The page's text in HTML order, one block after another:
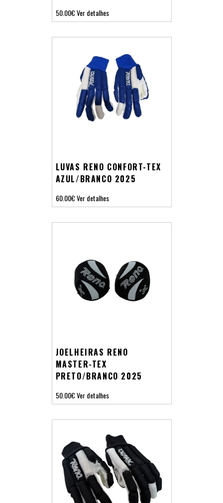
50.00€Ver detalhes
LUVAS RENO CONFORT-TEX
AZUL/BRANCO 2025
60.00€Ver detalhes
JOELHEIRAS RENO
MASTER-TEX
PRETO/BRANCO 2025
50.00€Ver detalhes